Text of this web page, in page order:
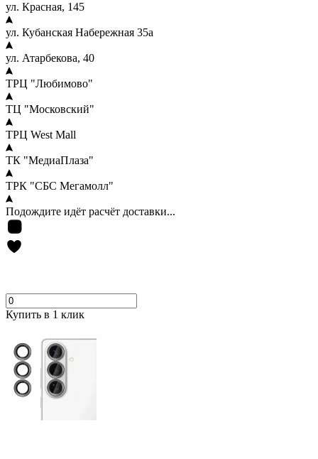
ул. Красная, 145
ул. Кубанская Набережная 35а
ул. Атарбекова, 40
ТРЦ "Любимово"
ТЦ "Московский"
ТРЦ West Mall
ТК "МедиаПлаза"
ТРК "СБС Мегамолл"
Подождите идёт расчёт доставки...
Купить в 1 клик